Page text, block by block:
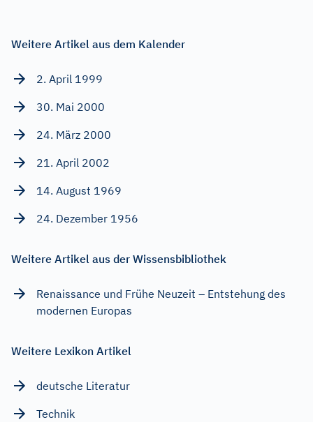
Weitere Artikel aus dem Kalender
2. April 1999
30. Mai 2000
24. März 2000
21. April 2002
14. August 1969
24. Dezember 1956
Weitere Artikel aus der Wissensbibliothek
Renaissance und Frühe Neuzeit – Entstehung des
modernen Europas
Weitere Lexikon Artikel
deutsche Literatur
Technik